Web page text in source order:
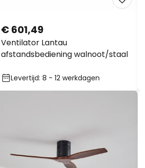
Ventilator Lantau
afstandsbediening walnoot/staal
€ 601,49
Levertijd: 8 - 12 werkdagen